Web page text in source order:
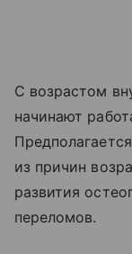
С возрастом
начинают
из причин
развития
переломов.